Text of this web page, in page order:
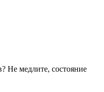
Не медлите, состояние